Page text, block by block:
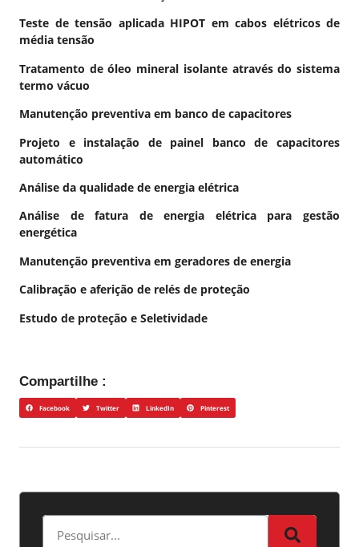
Teste de tensão aplicada HIPOT em cabos elétricos de
média tensão
Tratamento de óleo mineral isolante através do sistema
termo vácuo
Manutenção preventiva em banco de capacitores
Projeto e instalação de painel banco de capacitores
automático
Análise da qualidade de energia elétrica
Análise de fatura de energia elétrica para gestão
energética
Manutenção preventiva em geradores de energia
Calibração e aferição de relés de proteção
Estudo de proteção e Seletividade
Compartilhe :
Facebook Twitter LinkedIn Pinterest